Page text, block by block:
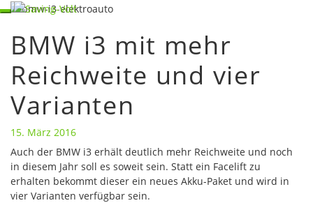
Skip
content
Toggle
BMW
i3
mit
mehr
Reichweite
und
Varianten
BMW i3 mit mehr
Reichweite und vier
Varianten
15. März 2016
Auch der BMW i3 erhält deutlich mehr Reichweite und noch
in diesem Jahr soll es soweit sein. Statt ein Facelift zu
erhalten bekommt dieser ein neues Akku-Paket und wird in
vier Varianten verfügbar sein.